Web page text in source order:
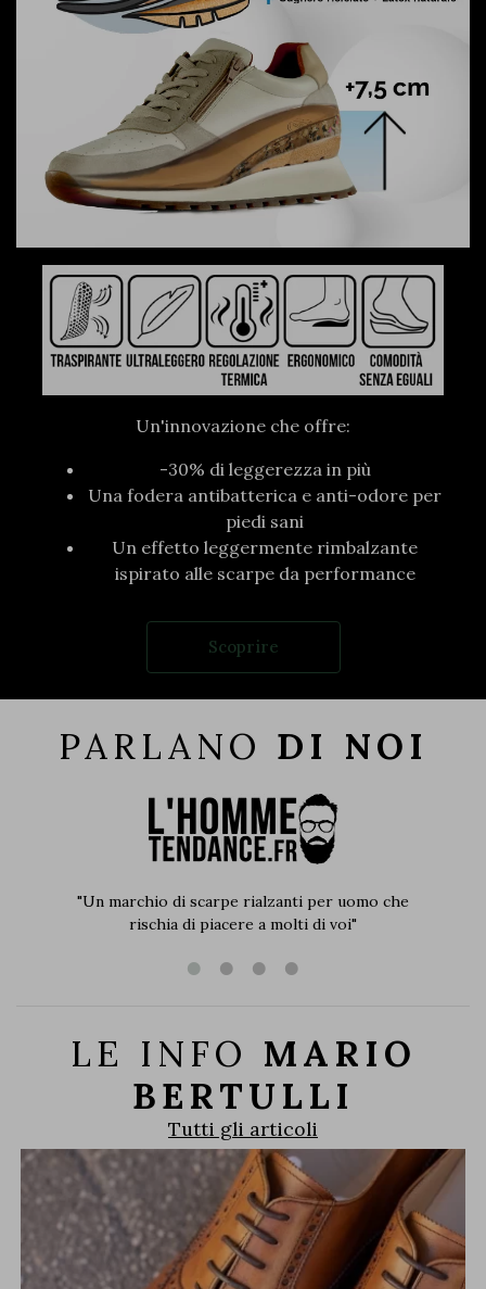
Un'innovazione che offre:
-30% di leggerezza in più
Una fodera antibatterica e anti-odore per
piedi sani
Un effetto leggermente rimbalzante
ispirato alle scarpe da performance
Scoprire
PARLANO DI NOI
"Un marchio di scarpe rialzanti per uomo che
rischia di piacere a molti di voi"
LE INFO MARIO
BERTULLI
Tutti gli articoli